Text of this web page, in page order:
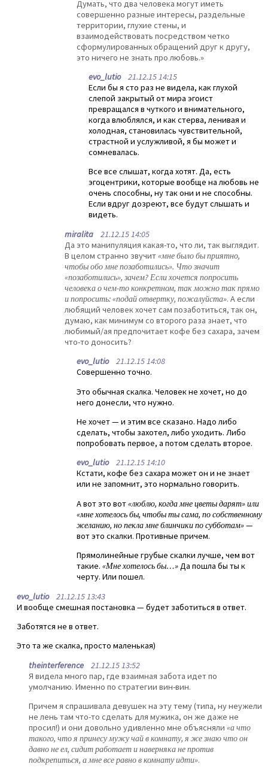
Думать, что два человека могут иметь
совершенно разные интересы, раздельные
территории, глухие стены, и
взаимодействовать посредством четко
сформулированных обращений друг к другу,
это ничего не знать про любовь.»
evo_lutio21.12.15 14:15
Если бы я сто раз не видела, как глухой
слепой закрытый от мира эгоист
превращался в чуткого и внимательного,
когда влюблялся, и как стерва, ленивая и
холодная, становилась чувствительной,
страстной и услужливой, я бы может и
сомневалась.
Все все слышат, когда хотят. Да, есть
эгоцентрики, которые вообще на любовь не
очень способны, ну так они и не способны.
Если вдруг дозреют, все будут слышать и
видеть.
miralita 21.12.15 14:05
Да это манипуляция какая-то, что ли, так выглядит.
В целом странно звучит«мне было бы приятно,
чтобы обо мне позаботились». Что значит
«позаботились», зачем? Если хочется попросить
человека о чем-то конкретном, так можно так прямо
и попросить: «подай отвертку, пожалуйста». А если
любящий человек хочет сам позаботиться, так он,
думаю, как минимум со второго раза знает, что
любимый/ая предпочитает кофе без сахара, зачем
что-то доносить?
evo_lutio21.12.15 14:08
Совершенно точно.
Это обычная скалка. Человек не хочет, но до
него донесли, что нужно.
Не хочет — и этим все сказано. Надо либо
сделать, чтобы захотел, либо уходить. Либо
попробовать первое, а потом сделать второе.
evo_lutio21.12.15 14:10
Кстати, кофе без сахара может он и не знает
или не запомнит, это нормально говорить.
А вот это вот«люблю, когда мне цветы дарят» или
«мне хотелось бы, чтобы ты сама, по собственному
желанию, но пекла мне блинчики по субботам»—
вот это скалки. Противные причем.
Прямолинейные грубые скалки лучше, чем вот
такие. «Мне хотелось бы…»Да пошла бы ты к
черту. Или пошел.
evo_lutio21.12.15 13:43
И вообще смешная постановка — будет заботиться в ответ.
Заботятся не в ответ.
Это та же скалка, просто маленькая)
theinterference 21.12.15 13:52
Я видела много пар, где взаимная забота идет по
умолчанию. Именно по стратегии вин-вин.
Причем я спрашивала девушек на эту тему (типа, ну неужели
не лень там что-то сделать для мужика, он же даже не
просил!) и они довольно удивленно мне объясняли «а что
такого, что я принесу мужу чай в комнату, я же знаю что он
давно не ел, сидит работает и наверняка не против
подкрепиться, а мне все равно в комнату идти».